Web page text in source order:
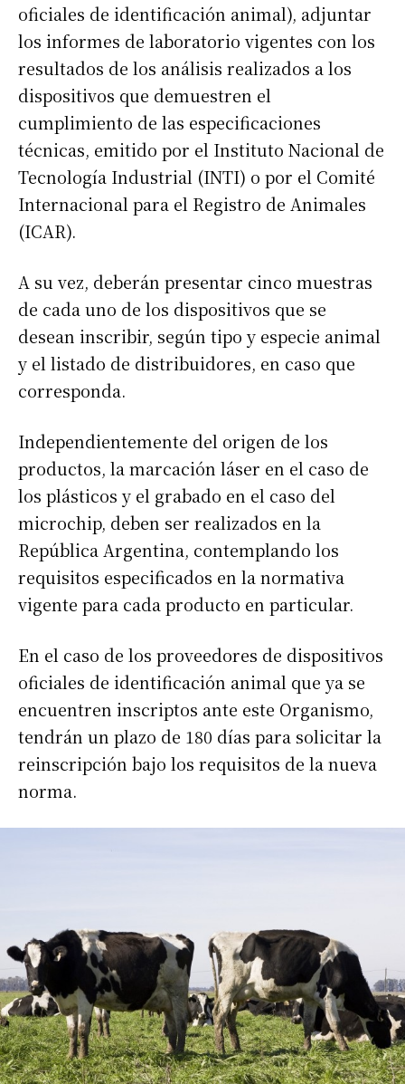
oficiales de identificación animal), adjuntar
los informes de laboratorio vigentes con los
resultados de los análisis realizados a los
dispositivos que demuestren el
cumplimiento de las especificaciones
técnicas, emitido por el Instituto Nacional de
Tecnología Industrial (INTI) o por el Comité
Internacional para el Registro de Animales
(ICAR).
A su vez, deberán presentar cinco muestras
de cada uno de los dispositivos que se
desean inscribir, según tipo y especie animal
y el listado de distribuidores, en caso que
corresponda.
Independientemente del origen de los
productos, la marcación láser en el caso de
los plásticos y el grabado en el caso del
microchip, deben ser realizados en la
República Argentina, contemplando los
requisitos especificados en la normativa
vigente para cada producto en particular.
En el caso de los proveedores de dispositivos
oficiales de identificación animal que ya se
encuentren inscriptos ante este Organismo,
tendrán un plazo de 180 días para solicitar la
reinscripción bajo los requisitos de la nueva
norma.